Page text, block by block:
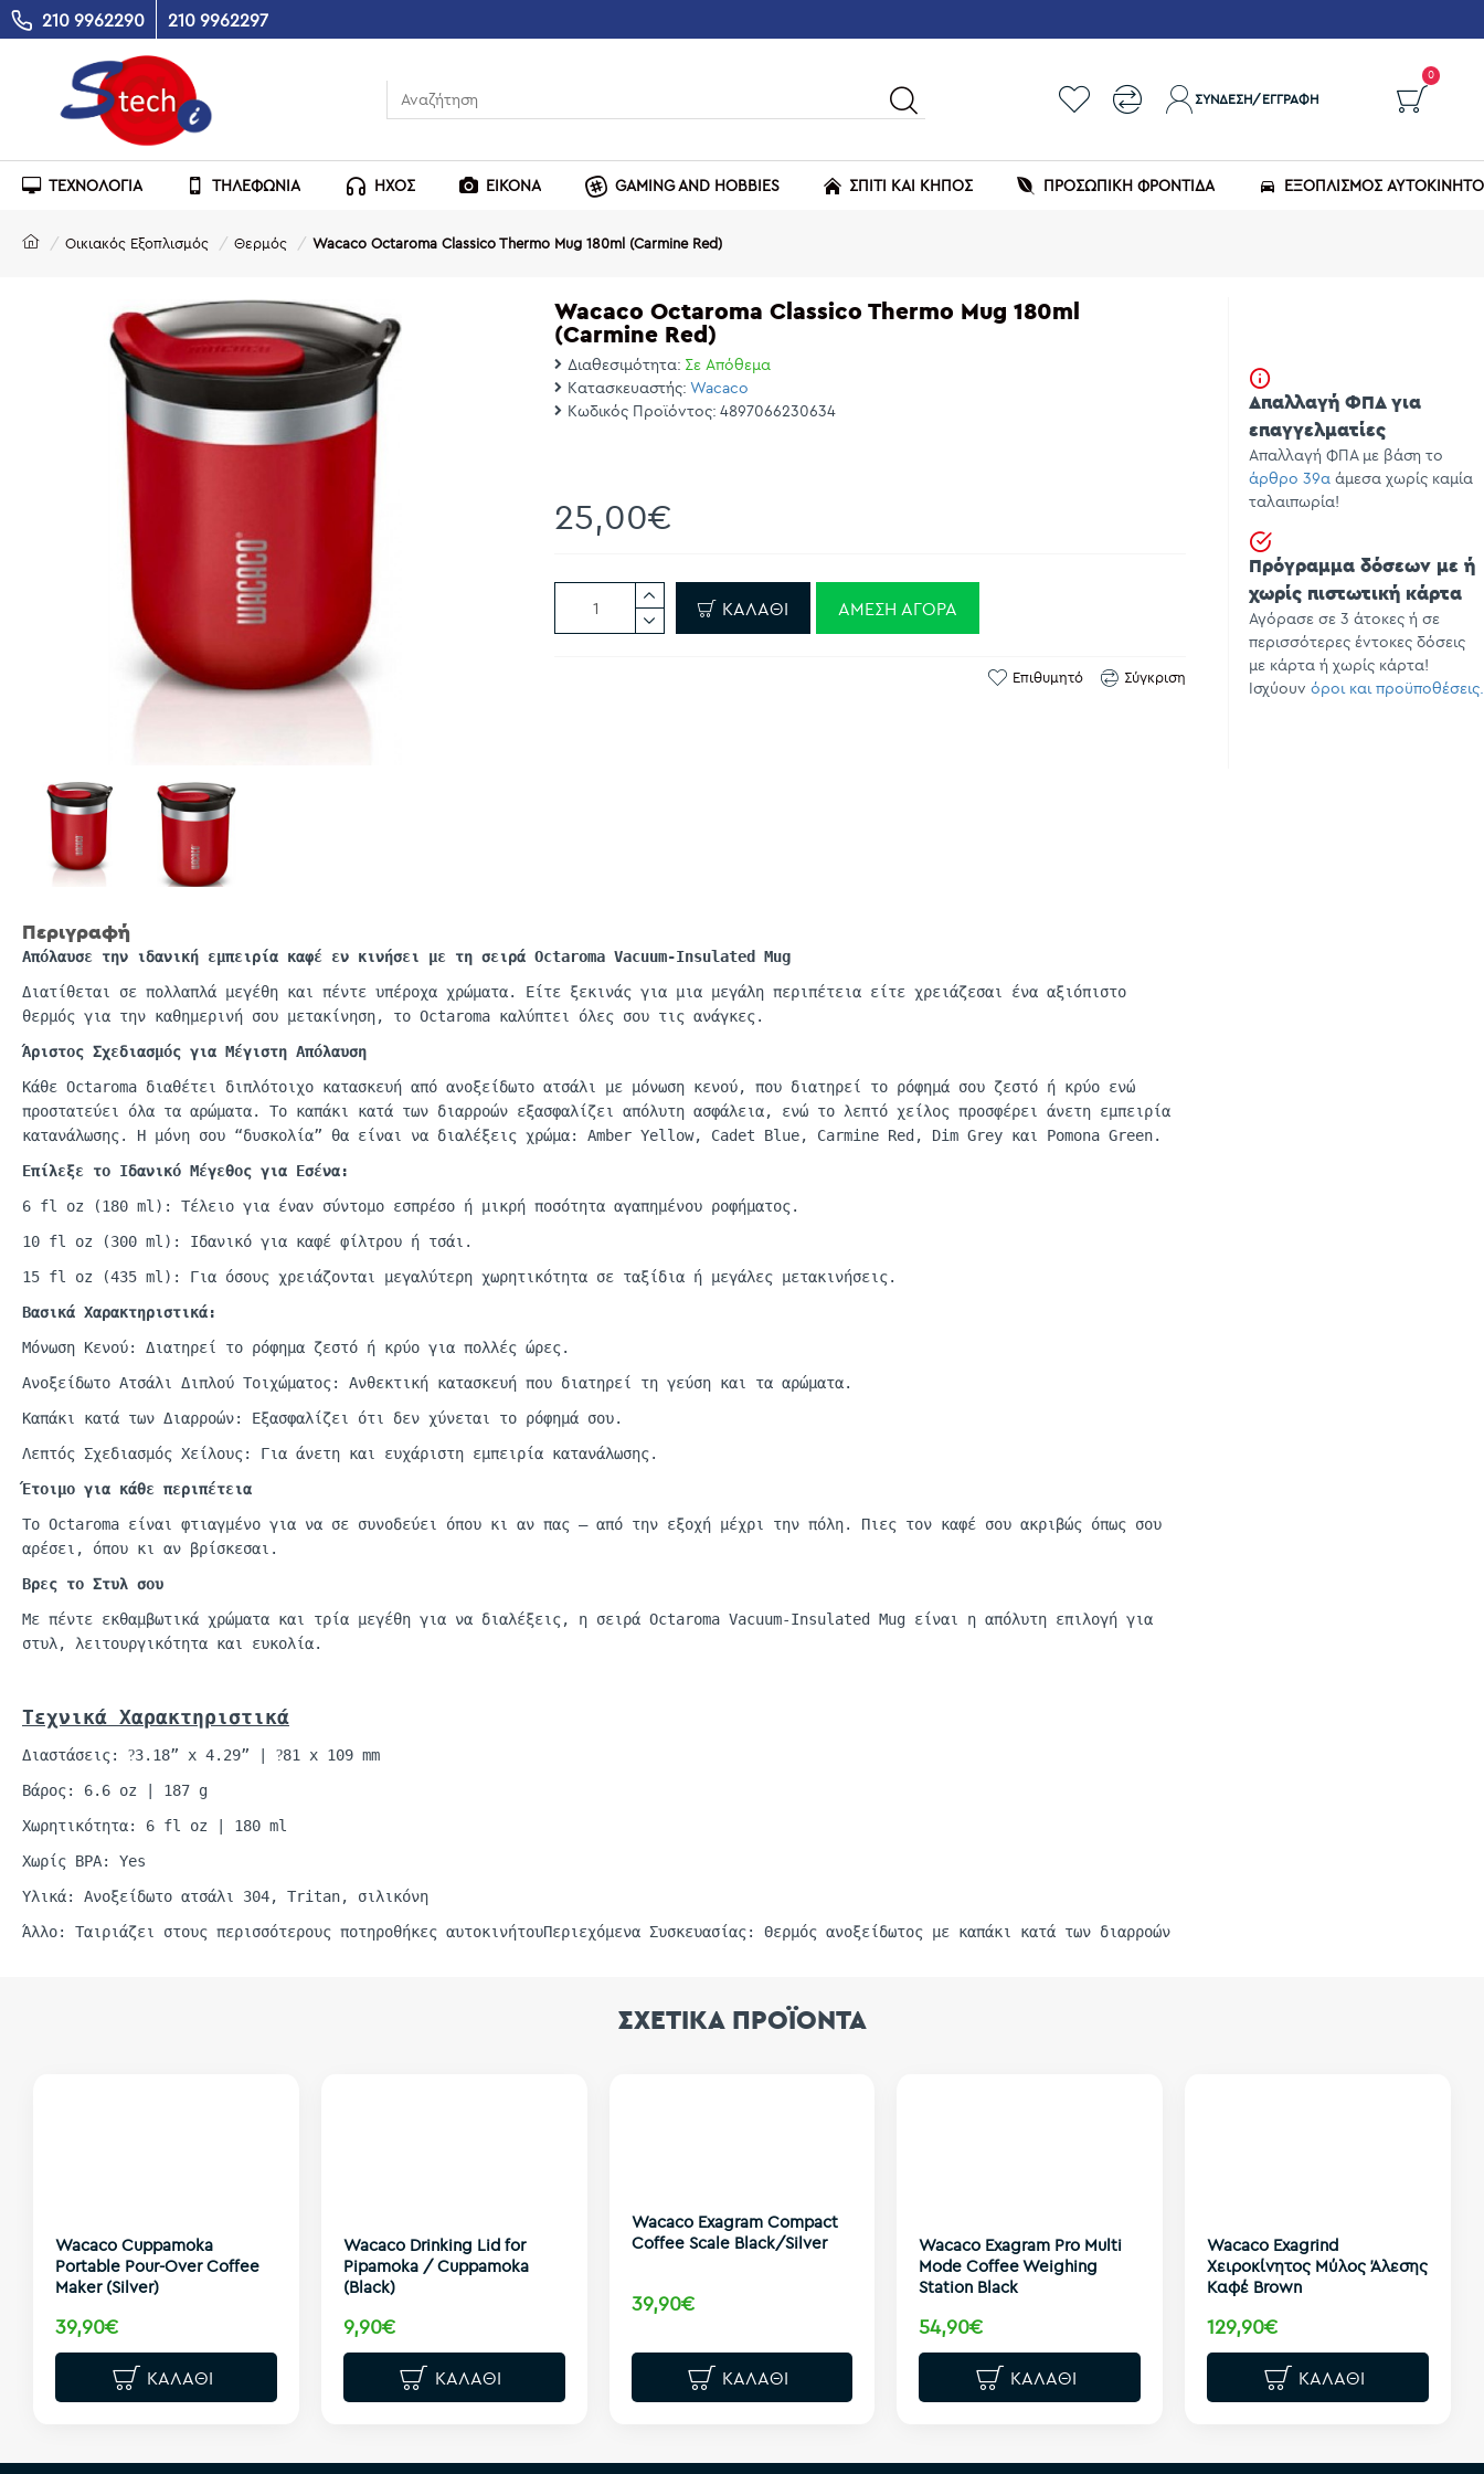
210 9962290 210 9962297
ΣΎΝΔΕΣΗ/ΕΓΓΡΑΦΉ
0
ΤΕΧΝΟΛΟΓΙΑ ΤΗΛΕΦΩΝΙΑ ΗΧΟΣ ΕΙΚΟΝΑ GAMING AND HOBBIES ΣΠΙΤΙ ΚΑΙ ΚΗΠΟΣ ΠΡΟΣΩΠΙΚΗ ΦΡΟΝΤΙΔΑ ΕΞΟΠΛΙΣΜΌΣ
Οικιακός Εξοπλισμός Θερμός Wacaco Octaroma Classico Thermo Mug 180ml (Carmine Red)
Wacaco Octaroma Classico Thermo Mug 180ml
(Carmine Red)
Διαθεσιμότητα: Σε Απόθεμα
Κατασκευαστής: Wacaco
Κωδικός Προϊόντος: 4897066230634
25,00€
ΚΑΛΆΘΙ ΆΜΕΣΗ ΑΓΟΡΆ
Επιθυμητό Σύγκριση
Περιγραφή
Απόλαυσε την ιδανική εμπειρία καφέ εν κινήσει με τη σειρά Octaroma Vacuum-Insulated
Mug
Διατίθεται σε πολλαπλά μεγέθη και πέντε υπέροχα χρώματα. Είτε ξεκινάς για μια μεγάλη περιπέτεια είτε χρειάζεσαι ένα αξιόπιστο
θερμός για την καθημερινή σου μετακίνηση, το Octaroma καλύπτει όλες σου τις ανάγκες.
Άριστος Σχεδιασμός για Μέγιστη Απόλαυση
Κάθε Octaroma διαθέτει διπλότοιχο κατασκευή από ανοξείδωτο ατσάλι με μόνωση κενού, που διατηρεί το ρόφημά σου ζεστό ή κρύο ενώ
προστατεύει όλα τα αρώματα. Το καπάκι κατά των διαρροών εξασφαλίζει απόλυτη ασφάλεια, ενώ το λεπτό χείλος προσφέρει άνετη εμπειρία
κατανάλωσης. Η μόνη σου “δυσκολία” θα είναι να διαλέξεις χρώμα: Amber Yellow, Cadet Blue, Carmine Red, Dim Grey και Pomona Green.
Επίλεξε το Ιδανικό Μέγεθος για Εσένα:
6 fl oz (180 ml): Τέλειο για έναν σύντομο εσπρέσο ή μικρή ποσότητα αγαπημένου ροφήματος.
10 fl oz (300 ml): Ιδανικό για καφέ φίλτρου ή τσάι .
15 fl oz (435 ml): Για όσους χρειάζονται μεγαλύτερη χωρητικότητα σε ταξίδια ή μεγάλες μετακινήσεις.
Βασικά Χαρακτηριστικά:
Μόνωση Κενού: Διατηρεί το ρόφημα ζεστό ή κρύο για πολλές ώρες.
Ανοξείδωτο Ατσάλι Διπλού Τοιχώματος: Ανθεκτική κατασκευή που διατηρεί τη γεύση και τα αρώματα.
Καπάκι κατά των Διαρροών: Εξασφαλίζει ότι δεν χύνεται το ρόφημά σου.
Λεπτός Σχεδιασμός Χείλους: Για άνετη και ευχάριστη εμπειρία κατανάλωσης.
Έτοιμο για κάθε περιπέτεια
Το Octaroma είναι φτιαγμένο για να σε συνοδεύει όπου κι αν πας — από την εξοχή μέχρι την πόλη. Πιες τον καφέ σου ακριβώς όπως σου
αρέσει, όπου κι αν βρίσκεσαι.
Βρες το Στυλ σου
Με πέντε εκθαμβωτικά χρώματα και τρία μεγέθη για να διαλέξεις, η σειρά Octaroma Vacuum-Insulated Mug είναι η απόλυτη επιλογή για
στυλ, λειτουργικότητα και ευκολία.
Τεχνικά Χαρακτηριστικά
Διαστάσεις: ?3.18” x 4.29” | ?81 x 109 mm
Βάρος: 6.6 oz | 187 g
Χωρητικότητα: 6 fl oz | 180 ml
Χωρίς BPA: Yes
Υλικά: Ανοξείδωτο ατσάλι 304, Tritan, σιλικόνη
Άλλο: Ταιριάζει στους περισσότερους ποτηροθήκες αυτοκινήτουΠεριεχόμενα Συσκευασίας: Θερμός ανοξείδωτος με καπάκι κατά των διαρροών
Απαλλαγή ΦΠΑ για
επαγγελματίες
Απαλλαγή ΦΠΑ με βάση το
άρθρο 39α άμεσα χωρίς καμία
ταλαιπωρία!
Πρόγραμμα δόσεων με ή
χωρίς πιστωτική κάρτα
Αγόρασε σε 3 άτοκες ή σε
περισσότερες έντοκες δόσεις
με κάρτα ή χωρίς κάρτα!
Ισχύουν όροι και προϋποθέσεις.
ΣΧΕΤΙΚΑ ΠΡΟΪΟΝΤΑ
Wacaco Cuppamoka
Portable Pour-Over Coffee
Maker (Silver)
39,90€
ΚΑΛΆΘΙ
Wacaco Drinking Lid for
Pipamoka / Cuppamoka
(Black)
9,90€
ΚΑΛΆΘΙ
Wacaco Exagram Compact
Coffee Scale Black/Silver
39,90€
ΚΑΛΆΘΙ
Wacaco Exagram Pro Multi
Mode Coffee Weighing
Station Black
54,90€
ΚΑΛΆΘΙ
Wacaco Exagrind
Χειροκίνητος Μύλος Άλεσης
Καφέ Brown
129,90€
ΚΑΛΆΘΙ